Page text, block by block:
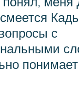
с